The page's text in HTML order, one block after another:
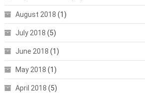
August 2018 (1)
July 2018 (5)
June 2018 (1)
May 2018 (1)
April 2018 (5)